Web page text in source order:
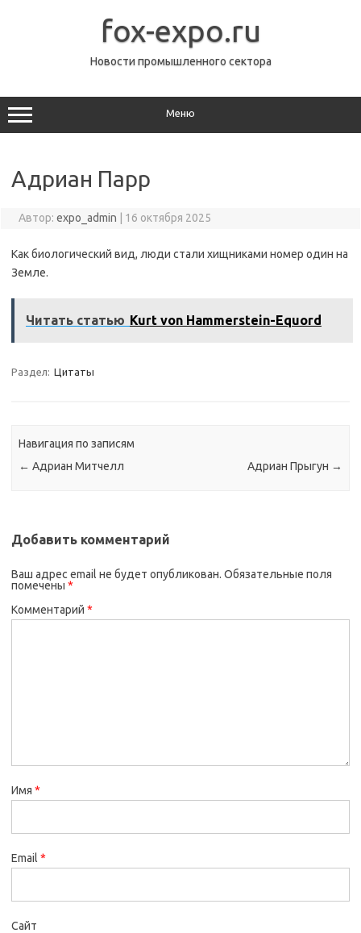
fox-expo.ru
Новости промышленного сектора
Меню
Адриан Парр
Автор: expo_admin 16 октября 2025
Как биологический вид, люди стали хищниками номер один на
Земле.
Читать статью Kurt von Hammerstein-Equord
Раздел: Цитаты
Навигация по записям
← Адриан Митчелл Адриан Прыгун →
Добавить комментарий
Ваш адрес email не будет опубликован. Обязательные поля
помечены *
Комментарий *
Имя *
Email *
Сайт